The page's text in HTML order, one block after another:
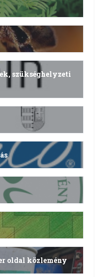
szükséghelyzeti
oldal közlemény